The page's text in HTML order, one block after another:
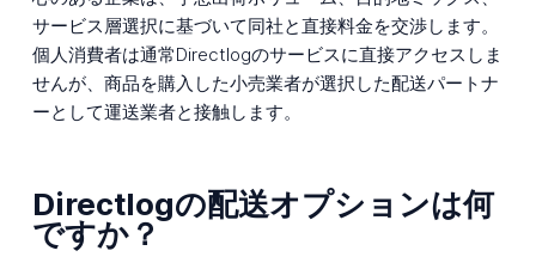
サービス層選択に基づいて同社と直接料金を交渉します。
個人消費者は通常Directlogのサービスに直接アクセスしま
せんが、商品を購入した小売業者が選択した配送パートナ
ーとして運送業者と接触します。
Directlogの配送オプションは何
ですか？